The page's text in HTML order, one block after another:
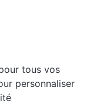
tous vos
personnaliser